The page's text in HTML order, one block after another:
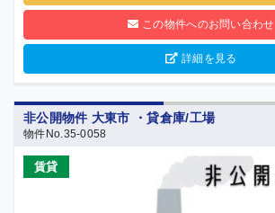
この物件へのお問い合わせ
詳細を見る
非公開物件 大東市 ・貸倉庫/工場
物件No.35-0058
賃貸